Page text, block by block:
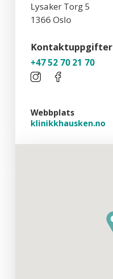
Lysaker Torg 5
1366 Oslo
Kontaktuppgifter
+47 52 70 21 70
Webbplats
klinikkhausken.no